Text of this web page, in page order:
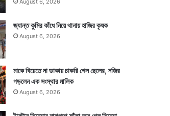
August 6, 2026
জ্যান্ত কুমির কাঁধে নিয়ে থানায় হাজির কৃষক
August 6, 2026
মাকে বিয়েতে না ডাকায় চাকরি গেল ছেলের, নজির
গড়লেন এক সংস্থার মালিক
August 6, 2026